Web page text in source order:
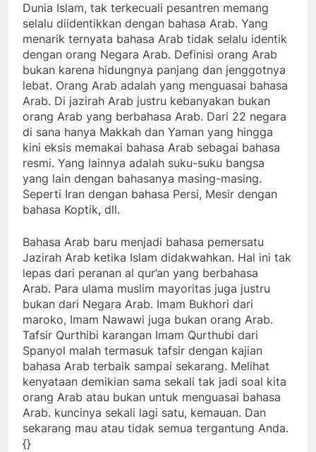
Dunia Islam, tak terkecuali pesantren memang
selalu diidentikkan dengan bahasa Arab. Yang
menarik ternyata bahasa Arab tidak selalu identik
dengan orang Negara Arab. Definisi orang Arab
bukan karena hidungnya panjang dan jenggotnya
lebat. Orang Arab adalah yang menguasai bahasa
Arab. Di jazirah Arab justru kebanyakan bukan
orang Arab yang berbahasa Arab. Dari 22 negara
di sana hanya Makkah dan Yaman yang hingga
kini eksis memakai bahasa Arab sebagai bahasa
resmi. Yang lainnya adalah suku-suku bangsa
yang lain dengan bahasanya masing-masing.
Seperti Iran dengan bahasa Persi, Mesir dengan
bahasa Koptik, dll.
Bahasa Arab baru menjadi bahasa pemersatu
Jazirah Arab ketika Islam didakwahkan. Hal ini tak
lepas dari peranan al qur’an yang berbahasa
Arab. Para ulama muslim mayoritas juga justru
bukan dari Negara Arab. Imam Bukhori dari
maroko, Imam Nawawi juga bukan orang Arab.
Tafsir Qurthibi karangan Imam Qurthubi dari
Spanyol malah termasuk tafsir dengan kajian
bahasa Arab terbaik sampai sekarang. Melihat
kenyataan demikian sama sekali tak jadi soal kita
orang Arab atau bukan untuk menguasai bahasa
Arab. kuncinya sekali lagi satu, kemauan. Dan
sekarang mau atau tidak semua tergantung Anda.
{}